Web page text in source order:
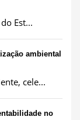
Est...
ambiental
cele...
no